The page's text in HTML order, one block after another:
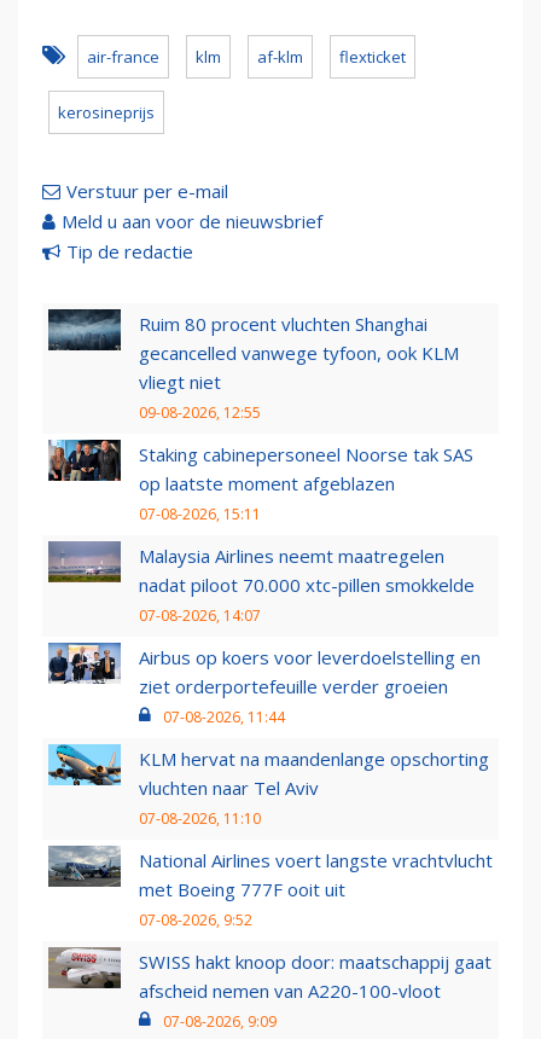
air-france klm af-klm flexticket
kerosineprijs
Verstuur per e-mail
Meld u aan voor de nieuwsbrief
Tip de redactie
Ruim 80 procent vluchten Shanghai
gecancelled vanwege tyfoon, ook KLM
vliegt niet
09-08-2026, 12:55
Staking cabinepersoneel Noorse tak SAS
op laatste moment afgeblazen
07-08-2026, 15:11
Malaysia Airlines neemt maatregelen
nadat piloot 70.000 xtc-pillen smokkelde
07-08-2026, 14:07
Airbus op koers voor leverdoelstelling en
ziet orderportefeuille verder groeien
07-08-2026, 11:44
KLM hervat na maandenlange opschorting
vluchten naar Tel Aviv
07-08-2026, 11:10
National Airlines voert langste vrachtvlucht
met Boeing 777F ooit uit
07-08-2026, 9:52
SWISS hakt knoop door: maatschappij gaat
afscheid nemen van A220-100-vloot
07-08-2026, 9:09